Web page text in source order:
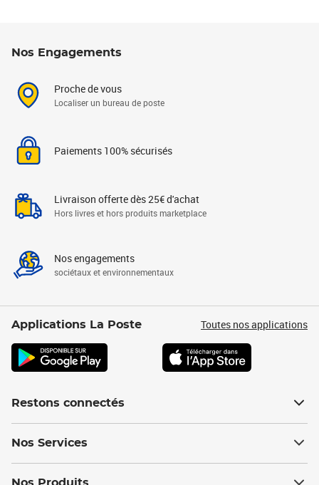
Nos Engagements
Proche de vous
Localiser un bureau de poste
Paiements 100% sécurisés
Livraison offerte dès 25€ d'achat
Hors livres et hors produits marketplace
Nos engagements
sociétaux et environnementaux
Applications La Poste Toutes nos applications
Restons connectés
Nos Services